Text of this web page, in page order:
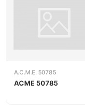
A.C.M.E. 50785
ACME 50785